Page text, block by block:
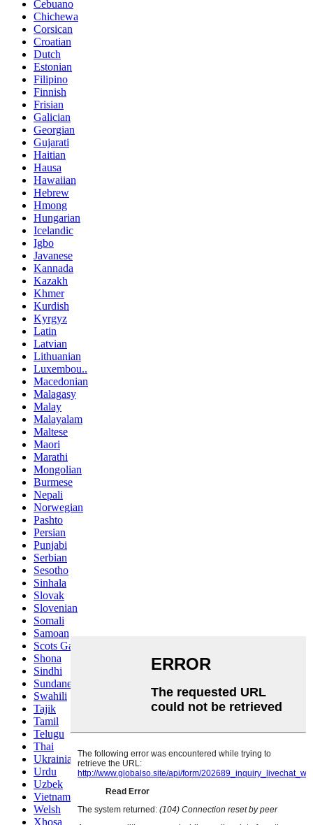
Cebuano
Chichewa
Corsican
Croatian
Dutch
Estonian
Filipino
Finnish
Frisian
Galician
Georgian
Gujarati
Haitian
Hausa
Hawaiian
Hebrew
Hmong
Hungarian
Icelandic
Igbo
Javanese
Kannada
Kazakh
Khmer
Kurdish
Kyrgyz
Latin
Latvian
Lithuanian
Luxembou..
Macedonian
Malagasy
Malay
Malayalam
Maltese
Maori
Marathi
Mongolian
Burmese
Nepali
Norwegian
Pashto
Persian
Punjabi
Serbian
Sesotho
Sinhala
Slovak
Slovenian
Somali
Samoan
Scots Gaelic
Shona
Sindhi
Sundanese
Swahili
Tajik
Tamil
Telugu
Thai
Ukrainian
Urdu
Uzbek
Vietnamese
Welsh
Xhosa